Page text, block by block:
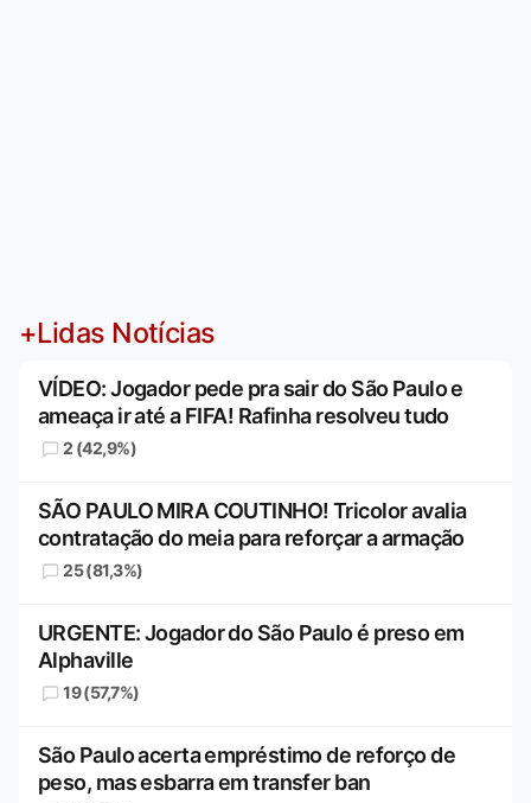
+Lidas Notícias
VÍDEO: Jogador pede pra sair do São Paulo e
ameaça ir até a FIFA! Rafinha resolveu tudo
2 (42,9%)
SÃO PAULO MIRA COUTINHO! Tricolor avalia
contratação do meia para reforçar a armação
25 (81,3%)
URGENTE: Jogador do São Paulo é preso em
Alphaville
19 (57,7%)
São Paulo acerta empréstimo de reforço de
peso, mas esbarra em transfer ban